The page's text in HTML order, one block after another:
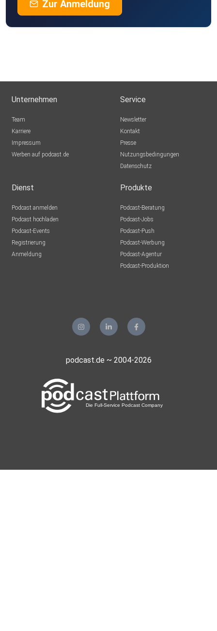
Zur Anmeldung
Unternehmen
Team
Karriere
Impressum
Werben auf podcast.de
Service
Newsletter
Kontakt
Presse
Nutzungsbedingungen
Datenschutz
Dienst
Podcast anmelden
Podcast hochladen
Podcast-Events
Registrierung
Anmeldung
Produkte
Podcast-Beratung
Podcast-Jobs
Podcast-Push
Podcast-Werbung
Podcast-Agentur
Podcast-Produktion
podcast.de ~ 2004-2026